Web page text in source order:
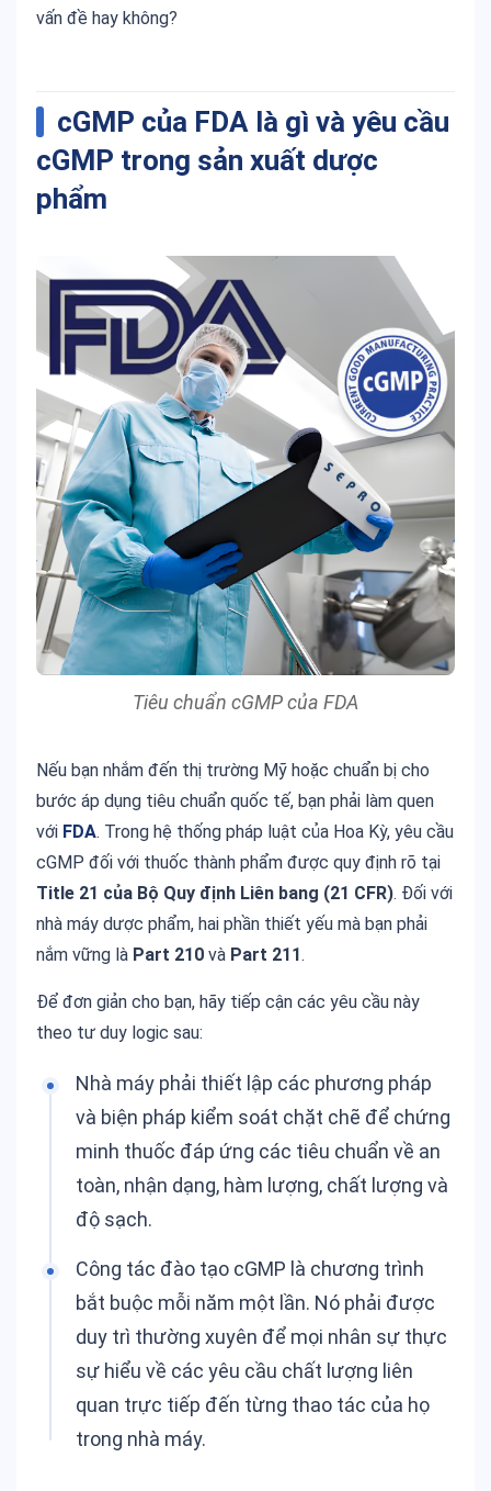
vấn đề hay không?
cGMP của FDA là gì và yêu cầu
cGMP trong sản xuất dược
phẩm
Tiêu chuẩn cGMP của FDA
Nếu bạn nhắm đến thị trường Mỹ hoặc chuẩn bị cho
bước áp dụng tiêu chuẩn quốc tế, bạn phải làm quen
với FDA. Trong hệ thống pháp luật của Hoa Kỳ, yêu cầu
cGMP đối với thuốc thành phẩm được quy định rõ tại
Title 21 của Bộ Quy định Liên bang (21 CFR). Đối với
nhà máy dược phẩm, hai phần thiết yếu mà bạn phải
nắm vững là Part 210 và Part 211.
Để đơn giản cho bạn, hãy tiếp cận các yêu cầu này
theo tư duy logic sau:
Nhà máy phải thiết lập các phương pháp
và biện pháp kiểm soát chặt chẽ để chứng
minh thuốc đáp ứng các tiêu chuẩn về an
toàn, nhận dạng, hàm lượng, chất lượng và
độ sạch.
Công tác đào tạo cGMP là chương trình
bắt buộc mỗi năm một lần. Nó phải được
duy trì thường xuyên để mọi nhân sự thực
sự hiểu về các yêu cầu chất lượng liên
quan trực tiếp đến từng thao tác của họ
trong nhà máy.